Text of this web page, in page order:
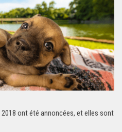
ont été annoncées, et elles sont